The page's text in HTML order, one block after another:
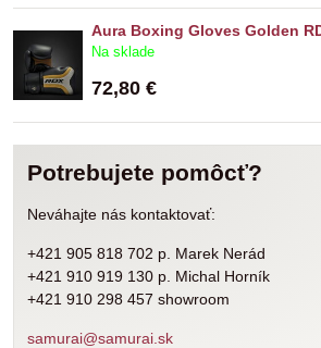
Aura Boxing Gloves Golden
Na sklade
72,80 €
Potrebujete pomôcť?
Neváhajte nás kontaktovať:
+421 905 818 702 p. Marek Nerád
+421 910 919 130 p. Michal Horník
+421 910 298 457 showroom
samurai@samurai.sk